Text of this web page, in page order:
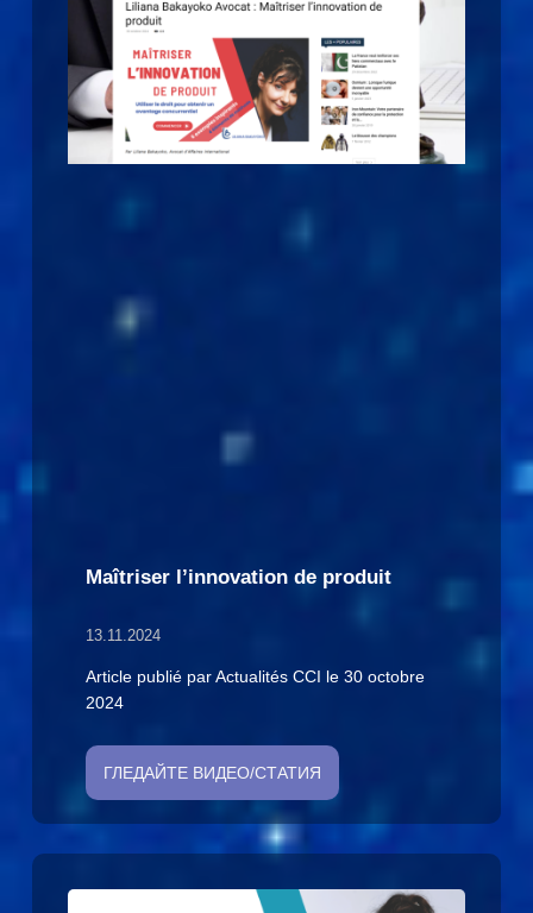
Maîtriser l’innovation de produit
13.11.2024
Article publié par Actualités CCI le 30 octobre
2024
ГЛЕДАЙТЕ ВИДЕО/СТАТИЯ